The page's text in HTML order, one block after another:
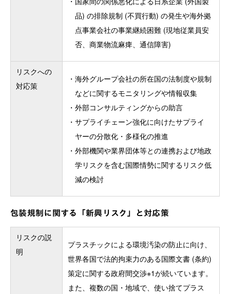
品) の排除規制 (不買行動) の発生や海外拠
点事業会社の事業継続困難 (現地従業員安
否、商業物流麻痺、通信障害)
リスクへの
対応策
・ 海外グループ会社の所在国の法制度や規制
などに関するモニタリングや情報収集
・ 外部コンサルティングからの助言
・ サプライチェーン強化に向けたサプライ
ヤーの分散化・多様化の推進
・ 外部機関や業界団体等との連携および地政
学リスクを含む国際情勢に関するリスク低
減の検討
包装規制に関する「新興リスク」と対応策
リスクの説
明
プラスチックによる環境汚染の防止に向け、
世界各国で法的拘束力のある国際文書 (条約)
策定に関する政府間交渉※1が続いています。
また、複数の国・地域で、使い捨てプラス